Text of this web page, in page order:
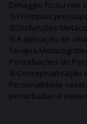
Dimaggio focou nos
1) Principais
2) Disfunções
3) A aplicação de
Terapia
Perturbações de
4)
Personalidade
perturbadas e